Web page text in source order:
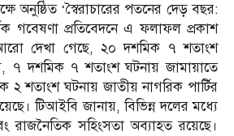
অনুষ্ঠিত ‘স্বৈরাচারের পতনের দেড় বছর:
গবেষণা প্রতিবেদনে এ ফলাফল প্রকাশ
দেখা গেছে, ২০ দশমিক ৭ শতাংশ
৭ দশমিক ৭ শতাংশ ঘটনায় জামায়াতে
শতাংশ ঘটনায় জাতীয় নাগরিক পার্টির
টিআইবি জানায়, বিভিন্ন দলের মধ্যে
রাজনৈতিক সহিংসতা অব্যাহত রয়েছে।